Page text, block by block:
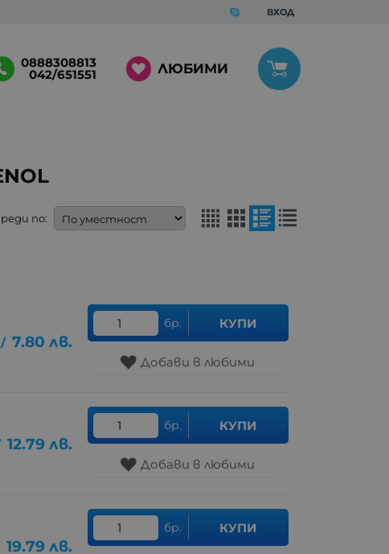
ВХОД
0888308813
042/651551 ЛЮБИМИ
по:
/ 7.80 лв.
бр. КУПИ
Добави в любими
12.79 лв.
бр. КУПИ
Добави в любими
19.79 лв.
бр. КУПИ